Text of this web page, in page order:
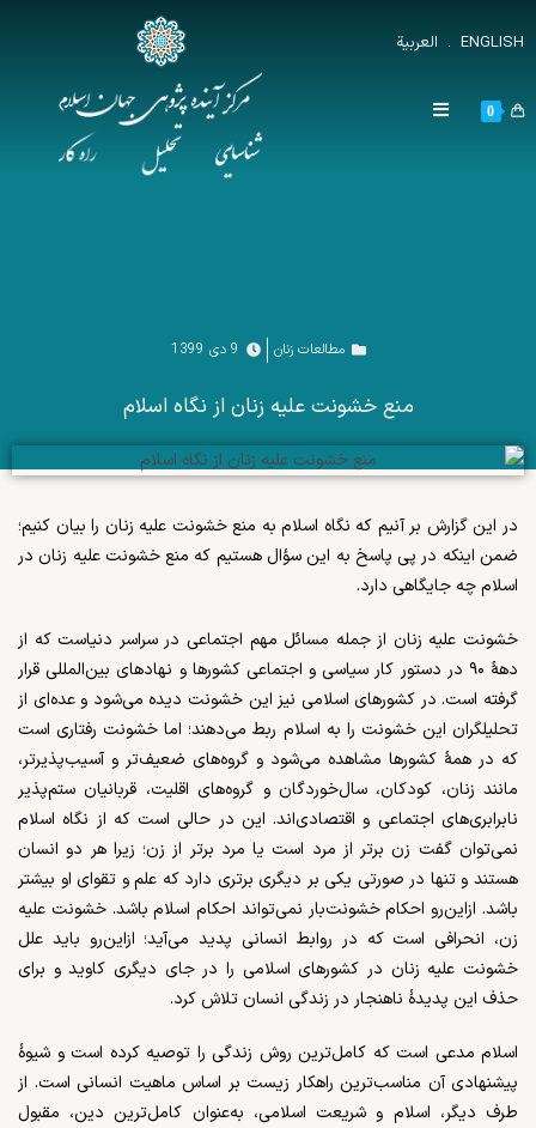
ENGLISH
. العربية
0
مطالعات زنان 9 دی 1399
منع خشونت علیه زنان از نگاه اسلام
در این گزارش بر آنیم که نگاه اسلام به منع خشونت علیه زنان را بیان کنیم؛
ضمن اینکه در پی پاسخ به این سؤال هستیم که منع خشونت علیه زنان در
اسلام چه جایگاهی دارد.
خشونت علیه زنان از جمله مسائل مهم اجتماعی در سراسر دنیاست که از
دهۀ ۹۰ در دستور کار سیاسی و اجتماعی کشورها و نهادهای بین‌المللی قرار
گرفته است. در کشورهای اسلامی نیز این خشونت دیده می‌شود و عده‌ای از
تحلیلگران این خشونت را به اسلام ربط می‌دهند؛ اما خشونت رفتاری است
که در همۀ کشورها مشاهده می‌شود و گروه‌های ضعیف‌تر و آسیب‌پذیرتر،
مانند زنان، کودکان، سال‌خوردگان و گروه‌های اقلیت، قربانیان ستم‌پذیر
نابرابری‌های اجتماعی و اقتصادی‌اند. این در حالی است که از نگاه اسلام
نمی‌توان گفت زن برتر از مرد است یا مرد برتر از زن؛ زیرا هر دو انسان
هستند و تنها در صورتی یکی بر دیگری برتری دارد که علم و تقوای او بیشتر
باشد. ازاین‌رو احکام خشونت‌بار نمی‌تواند احکام اسلام باشد. خشونت علیه
زن، انحرافی است که در روابط انسانی پدید می‌آید؛ ازاین‌رو باید علل
خشونت علیه زنان در کشورهای اسلامی را در جای دیگری کاوید و برای
حذف این پدیدۀ ناهنجار در زندگی انسان تلاش کرد.
اسلام مدعی است که کامل‌ترین روش زندگی را توصیه کرده است و شیوۀ
پیشنهادی آن مناسب‌ترین راهکار زیست بر اساس ماهیت انسانی است. از
طرف دیگر، اسلام و شریعت اسلامی، به‌عنوان کامل‌ترین دین، مقبول